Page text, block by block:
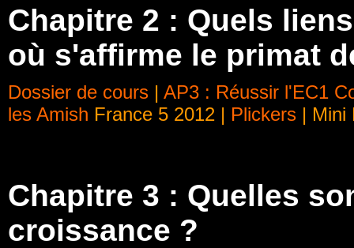
Chapitre 2 : Quels
où s'affirme le primat
Dossier de cours | AP3 : Réussir l'EC1
les Amish France 5 2012 | Plickers | Mini
Chapitre 3 : Quelles
croissance ?